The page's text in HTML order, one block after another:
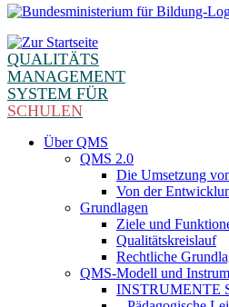
QUALITÄTS
MANAGEMENT
SYSTEM FÜR
SCHULEN
Über QMS
QMS 2.0
Die Umsetzung
Von der
Grundlagen
Ziele und
Qualitätskreislauf
Rechtliche
QMS-Modell und
INSTRUMENTE